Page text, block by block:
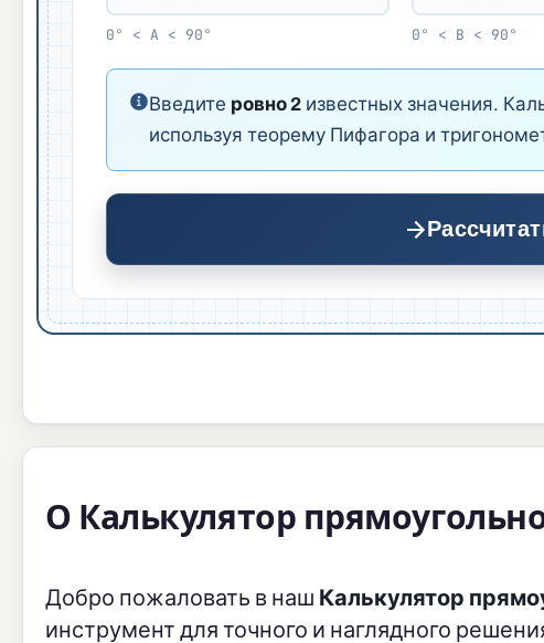
0° < A < 90° 0° < B < 90°
Введите ровно 2 известных значения.
используя теорему Пифагора и
О Калькулятор
Добро пожаловать в наш Калькулятор
инструмент для точного и наглядного